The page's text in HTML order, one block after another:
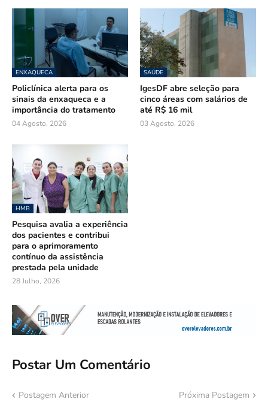
ENXAQUECA
Policlínica alerta para os
sinais da enxaqueca e a
importância do tratamento
04 Agosto, 2026
SAÚDE
IgesDF abre seleção para
cinco áreas com salários de
até R$ 16 mil
03 Agosto, 2026
HMB
Pesquisa avalia a experiência
dos pacientes e contribui
para o aprimoramento
contínuo da assistência
prestada pela unidade
28 Julho, 2026
Postar Um Comentário
Postagem Anterior Próxima Postagem